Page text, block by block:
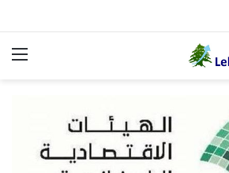
سداد الدولة مستحقات “الكهرباء”